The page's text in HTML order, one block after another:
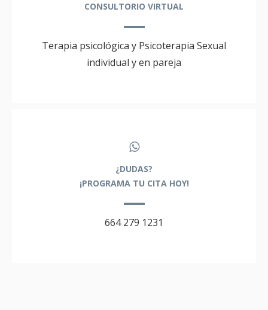
CONSULTORIO VIRTUAL
Terapia psicológica y Psicoterapia Sexual
individual y en pareja
¿DUDAS?
¡PROGRAMA TU CITA HOY!
664 279 1231